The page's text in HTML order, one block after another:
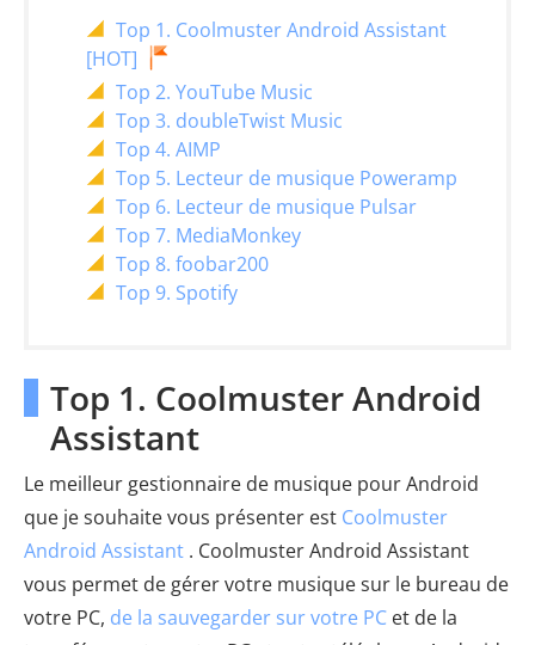
Top 1. Coolmuster Android Assistant
[HOT]
Top 2. YouTube Music
Top 3. doubleTwist Music
Top 4. AIMP
Top 5. Lecteur de musique Poweramp
Top 6. Lecteur de musique Pulsar
Top 7. MediaMonkey
Top 8. foobar200
Top 9. Spotify
Top 1. Coolmuster Android
Assistant
Le meilleur gestionnaire de musique pour Android
que je souhaite vous présenter est Coolmuster
Android Assistant . Coolmuster Android Assistant
vous permet de gérer votre musique sur le bureau de
votre PC, de la sauvegarder sur votre PC et de la